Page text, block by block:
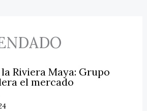
Riviera Maya: Grupo
el mercado